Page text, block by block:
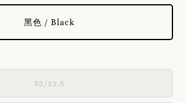
黑色 / Black
35/22.5